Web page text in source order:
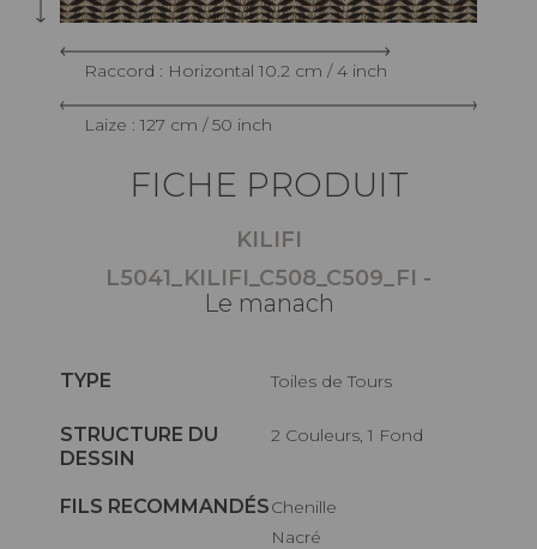
Raccord : Horizontal 10.2 cm / 4 inch
Laize : 127 cm / 50 inch
FICHE PRODUIT
KILIFI
L5041_KILIFI_C508_C509_FI -
Le manach
TYPE Toiles de Tours
STRUCTURE DU
DESSIN
2 Couleurs, 1 Fond
FILS RECOMMANDÉS
Chenille
Nacré